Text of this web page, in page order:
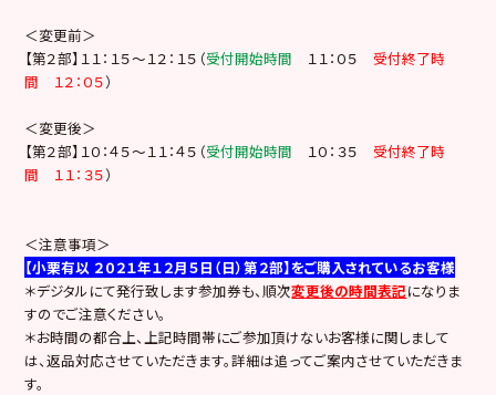
＜変更前＞
【第２部】１１：１５～１２：１５（受付開始時間 １１：０５ 受付終了時
間 １２：０５）
＜変更後＞
【第２部】１０：４５～１１：４５（受付開始時間 １０：３５ 受付終了時
間 １１：３５）
＜注意事項＞
【小栗有以 ２０２１年１２月５日（日）第２部】をご購入されているお客様
＊デジタルにて発行致します参加券も、順次変更後の時間表記になりま
すのでご注意ください。
＊お時間の都合上、上記時間帯にご参加頂けないお客様に関しまして
は、返品対応させていただきます。詳細は追ってご案内させていただきま
す。